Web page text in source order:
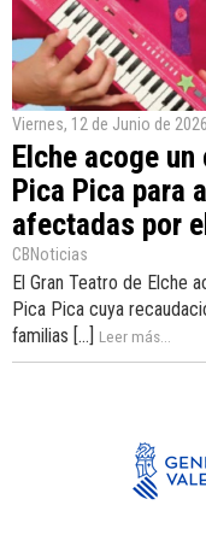
Viernes, 12 de Junio de 2026
Elche acoge
Pica Pica para
afectadas por
CBNoticias
El Gran Teatro de Elche
Pica Pica cuya
familias [...] Leer más...